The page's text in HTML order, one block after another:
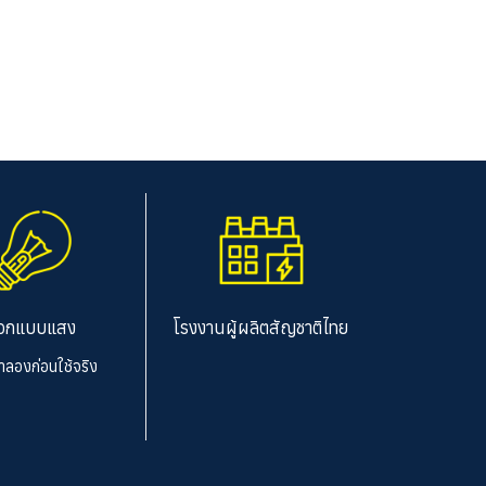
กแบบแสง
ลองก่อนใช้จริง
โรงงานผู้ผลิตสัญชาติไทย